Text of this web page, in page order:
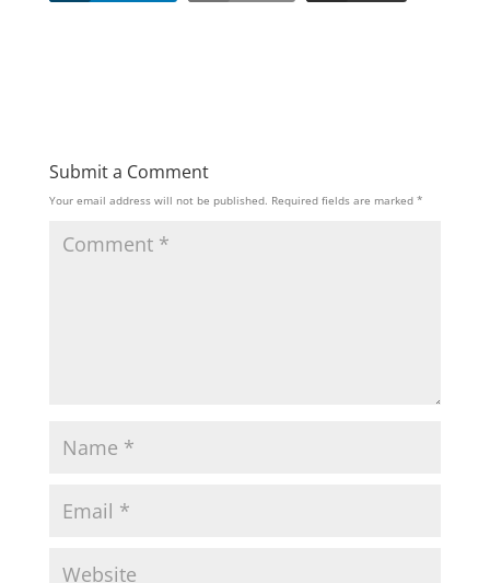
Submit a Comment
Your email address will not be published. Required fields are marked *